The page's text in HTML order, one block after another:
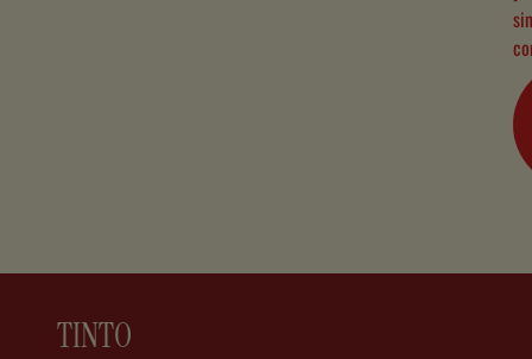
sin
TINTO